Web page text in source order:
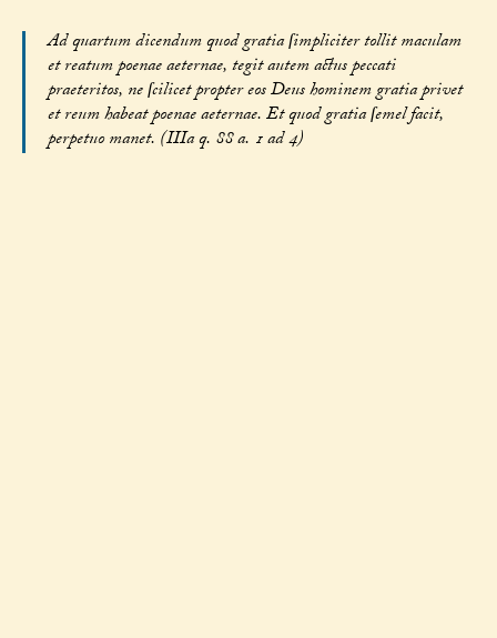
Ad quartum dicendum quod gratia ſimpliciter tollit maculam
et reatum poenae aeternae, tegit autem actus peccati
praeteritos, ne ſcilicet propter eos Deus hominem gratia privet
et reum habeat poenae aeternae. Et quod gratia ſemel facit,
perpetuo manet. (IIIa q. 88 a. 1 ad 4)